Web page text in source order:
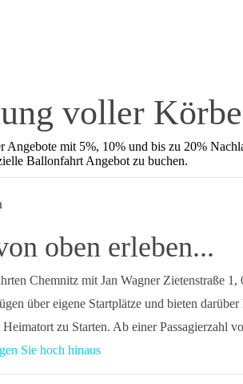
voller
Angebote mit 5%, 10% und bis zu 20%
Ballonfahrt Angebot zu buchen.
oben erleben...
Chemnitz mit Jan Wagner Zietenstraße 1,
über eigene Startplätze und bieten darüber
zu Starten. Ab einer Passagierzahl
Sie hoch hinaus